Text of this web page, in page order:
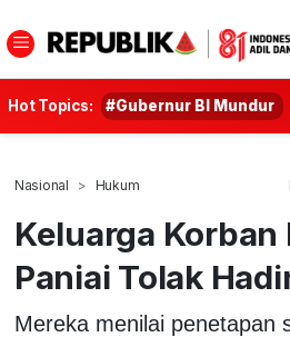
Hot Topics: #Gubernur BI Mundur
Nasional Hukum
Keluarga Korban
Paniai Tolak
Mereka menilai penetapan